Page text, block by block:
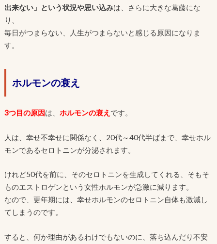
出来ない」という状況や思い込みは、さらに大きな葛藤にな
り、
毎日がつまらない、人生がつまらないと感じる原因になりま
す。
ホルモンの衰え
3つ目の原因は、 ホルモンの衰え です。
人は、幸せ不幸せに関係なく、20代～40代半ばまで、幸せホル
モンであるセロトニンが分泌されます。
けれど50代を前に、そのセロトニンを生成してくれる、そもそ
ものエストロゲンという女性ホルモンが急激に減ります。
なので、更年期には、幸せホルモンのセロトニン自体も激減し
てしまうのです。
すると、何か理由があるわけでもないのに、落ち込んだり不安